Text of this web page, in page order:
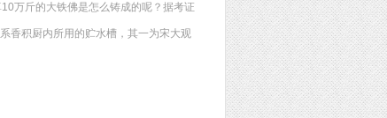
万斤的大铁佛是怎么铸成的呢？据考证
香积厨内所用的贮水槽，其一为宋大观